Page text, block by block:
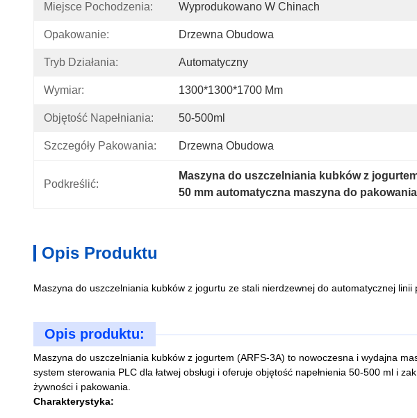
Miejsce Pochodzenia: Wyprodukowano W Chinach
Opakowanie: Drzewna Obudowa
Tryb Działania: Automatyczny
Wymiar: 1300*1300*1700 Mm
Objętość Napełniania: 50-500ml
Szczegóły Pakowania: Drzewna Obudowa
Podkreślić:
Maszyna do uszczelniania kubków z
50 mm automatyczna maszyna do
Opis Produktu
Maszyna do uszczelniania kubków z jogurtu ze stali nierdzewnej do automatycznej linii
Opis produktu:
Maszyna do uszczelniania kubków z jogurtem (ARFS-3A) to nowoczesna i wydajna
system sterowania PLC dla łatwej obsługi i oferuje objętość napełnienia 50-500 ml i
żywności i pakowania.
Charakterystyka: